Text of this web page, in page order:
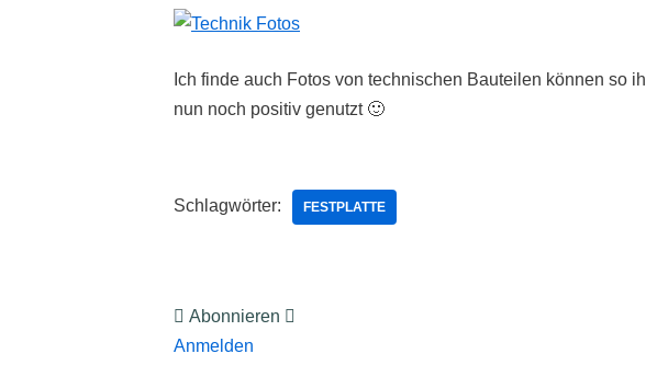
Ich finde auch Fotos von technischen Bauteilen können so
nun noch positiv genutzt 🙂
Schlagwörter: FESTPLATTE
Abonnieren
Anmelden